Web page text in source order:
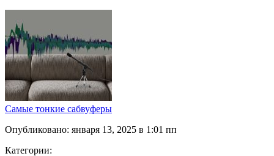
Самые тонкие сабвуферы
Опубликовано: января 13, 2025 в 1:01 пп
Категории: